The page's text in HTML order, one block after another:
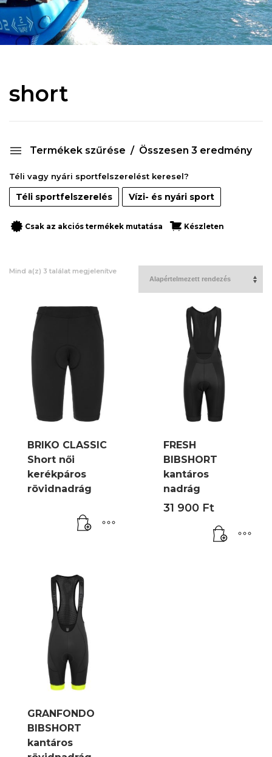
short
Termékek szűrése Összesen 3 eredmény
Téli vagy nyári sportfelszerelést keresel?
Téli sportfelszerelés Vízi- és nyári sport
Csak az akciós termékek mutatása Készleten
Mind a(z) 3 találat megjelenítve
BRIKO CLASSIC
Short női
kerékpáros
rövidnadrág
FRESH
BIBSHORT
kantáros
nadrág
31 900 Ft
GRANFONDO
BIBSHORT
kantáros